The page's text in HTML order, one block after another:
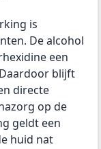
is
De alcohol
een
blijft
directe
op de
geldt een
huid nat